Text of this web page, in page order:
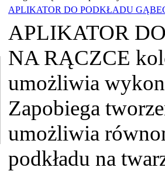
APLIKATOR DO PODKŁADU
APLIKATOR
NA RĄCZCE
umożliwia
Zapobiega
umożliwia
podkładu na